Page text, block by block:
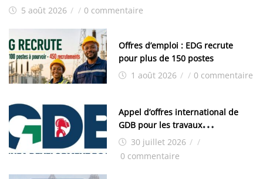
5 août 2026 / / 0 commentaire
Offres d’emploi : EDG recrute
pour plus de 150 postes
1 août 2026 / / 0 commentaire
Appel d’offres international de
GDB pour les travaux
d’aménagement de la zone
industrielle de FANDJE (PAZIF)
30 juillet 2026 / /
0 commentaire